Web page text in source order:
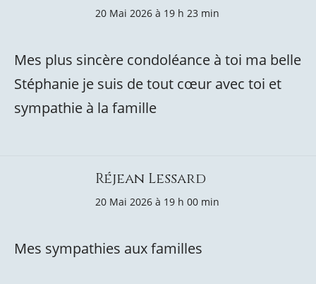
20 Mai 2026 à 19 h 23 min
Mes plus sincère condoléance à toi ma belle
Stéphanie je suis de tout cœur avec toi et
sympathie à la famille
Réjean Lessard
20 Mai 2026 à 19 h 00 min
Mes sympathies aux familles